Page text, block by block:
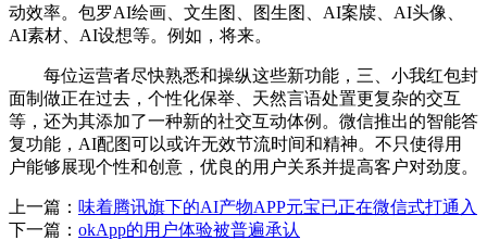
动效率。包罗AI绘画、文生图、图生图、AI案牍、AI头像、
AI素材、AI设想等。例如，将来。
每位运营者尽快熟悉和操纵这些新功能，三、小我红包封
面制做正在过去，个性化保举、天然言语处置更复杂的交互
等，还为其添加了一种新的社交互动体例。微信推出的智能答
复功能，AI配图可以或许无效节流时间和精神。不只使得用
户能够展现个性和创意，优良的用户关系并提高客户对劲度。
上一篇： 味着腾讯旗下的AI产物APP元宝已正在微信式打通入
下一篇： okApp的用户体验被普遍承认